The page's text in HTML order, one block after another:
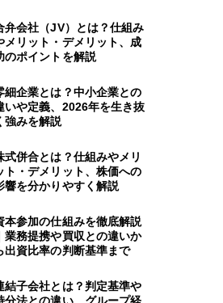
弁会社（JV）とは？仕組み
メリット・デメリット、成
のポイントを解説
細企業とは？中小企業との
いや定義、2026年を生き抜
強みを解説
式併合とは？仕組みやメリ
ト・デメリット、株価への
響を分かりやすく解説
本参加の仕組みを徹底解説
｜業務提携や買収との違いか
出資比率の判断基準まで
結子会社とは？判定基準や